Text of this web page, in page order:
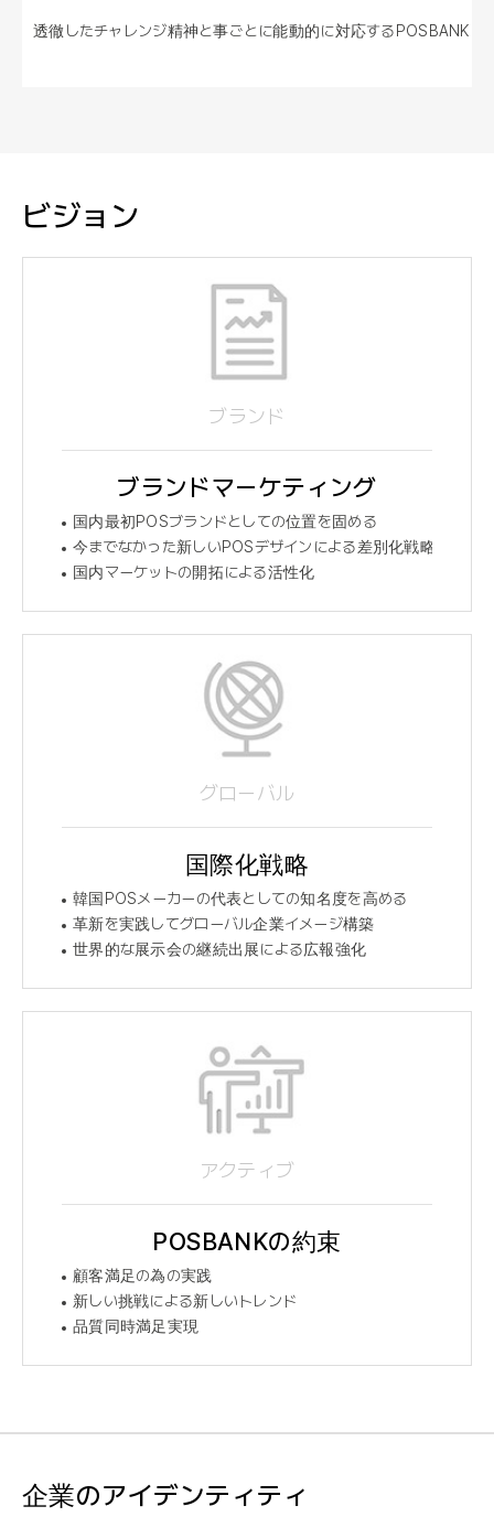
透徹したチャレンジ精神と事ごとに能動的に対応するPOSBANK
ビジョン
ブランド
ブランドマーケティング
国内最初POSブランドとしての位置を固める
今までなかった新しいPOSデザインによる差別化戦略
国内マーケットの開拓による活性化
グローバル
国際化戦略
韓国POSメーカーの代表としての知名度を高める
革新を実践してグローバル企業イメージ構築
世界的な展示会の継続出展による広報強化
アクティブ
POSBANKの約束
顧客満足の為の実践
新しい挑戦による新しいトレンド
品質同時満足実現
企業のアイデンティティ